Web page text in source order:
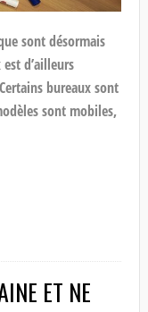
sont désormais
d’ailleurs
bureaux sont
sont mobiles,
ET NE